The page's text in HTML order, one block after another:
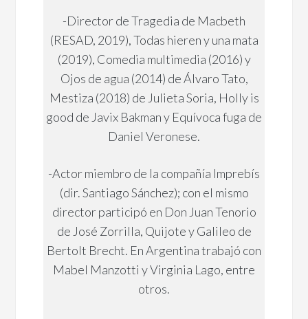
-Director de Tragedia de Macbeth
(RESAD, 2019), Todas hieren y una mata
(2019), Comedia multimedia (2016) y
Ojos de agua (2014) de Álvaro Tato,
Mestiza (2018) de Julieta Soria, Holly is
good de Javix Bakman y Equívoca fuga de
Daniel Veronese.
-Actor miembro de la compañía Imprebís
(dir. Santiago Sánchez); con el mismo
director participó en Don Juan Tenorio
de José Zorrilla, Quijote y Galileo de
Bertolt Brecht. En Argentina trabajó con
Mabel Manzotti y Virginia Lago, entre
otros.